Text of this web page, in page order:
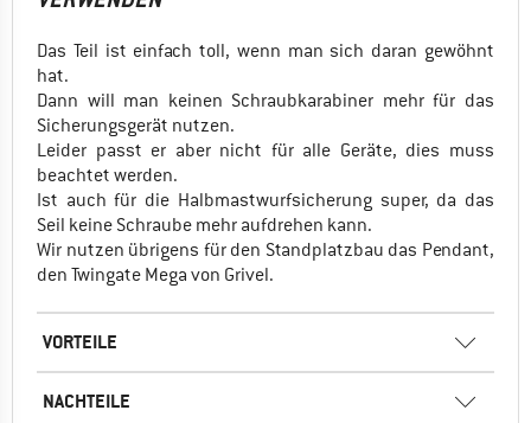
Das Teil ist einfach toll, wenn man sich daran gewöhnt
hat.
Dann will man keinen Schraubkarabiner mehr für das
Sicherungsgerät nutzen.
Leider passt er aber nicht für alle Geräte, dies muss
beachtet werden.
Ist auch für die Halbmastwurfsicherung super, da das
Seil keine Schraube mehr aufdrehen kann.
Wir nutzen übrigens für den Standplatzbau das Pendant,
den Twingate Mega von Grivel.
VORTEILE
NACHTEILE